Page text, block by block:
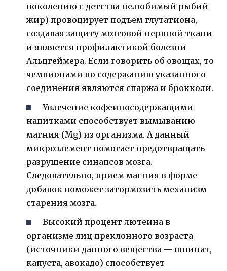
поколению с детства нелюбимый рыбий
жир) провоцирует подъем глутатиона,
создавая защиту мозговой нервной ткани
и является профилактикой болезни
Альцгеймера. Если говорить об овощах, то
чемпионами по содержанию указанного
соединения являются спаржа и брокколи.
Увлечение кофеиносодержащими
напитками способствует вымыванию
магния (Mg) из организма. А данный
микроэлемент помогает предотвращать
разрушение синапсов мозга.
Следовательно, прием магния в форме
добавок поможет затормозить механизм
старения мозга.
Высокий процент лютеина в
организме лиц преклонного возраста
(источники данного вещества — шпинат,
капуста, авокадо) способствует